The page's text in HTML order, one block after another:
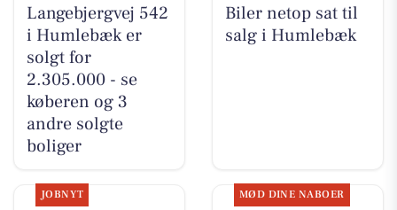
Langebjergvej 542
i Humlebæk er
solgt for
2.305.000 - se
køberen og 3
andre solgte
boliger
Biler netop sat til
salg i Humlebæk
JOBNYT MØD DINE NABOER